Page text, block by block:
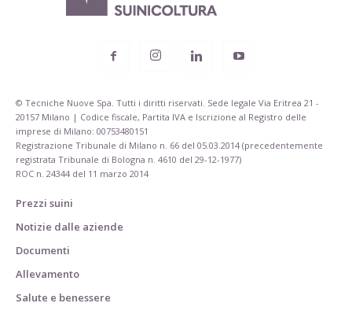
© Tecniche Nuove Spa. Tutti i diritti riservati. Sede legale Via Eritrea 21 -
20157 Milano | Codice fiscale, Partita IVA e Iscrizione al Registro delle
imprese di Milano: 00753480151
Registrazione Tribunale di Milano n. 66 del 05.03.2014 (precedentemente
registrata Tribunale di Bologna n. 4610 del 29-12-1977)
ROC n. 24344 del 11 marzo 2014
Prezzi suini
Notizie dalle aziende
Documenti
Allevamento
Salute e benessere